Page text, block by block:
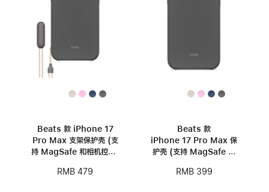
Beats 款 iPhone 17
Pro Max 支架保护壳 (支
持 MagSafe 和相机控制)
RMB 479
Beats 款
iPhone 17 Pro Max 保
护壳 (支持 MagSafe 和
RMB 399